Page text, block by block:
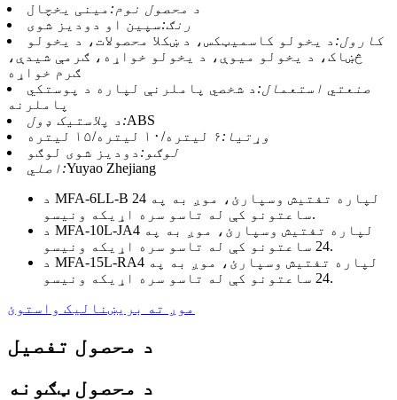
د محصول نوم: مینی یخچال
رنګ:سپین او دودیز شوی
کارول: د یخولو کاسمیټکس، د ښکلا محصولات، د یخولو
څښاک، د یخولو میوې، د یخولو خواړه، ګرمې شیدې،
ګرم خواړه
صنعتي استعمال: د شخصي پاملرنې لپاره د پوستکي
پاملرنه
د پلاستیک ډول:ABS
وړتیا:۶ لیتره/۱۰ لیتره/۱۵ لیتره
لوګو: دودیز شوی لوګو
اصلي:Yuyao Zhejiang
د MFA-6LL-B لپاره تفتیش وسپارئ، موږ به په 24
ساعتونو کې له تاسو سره اړیکه ونیسو.
د MFA-10L-JA4 لپاره تفتیش وسپارئ، موږ به په
24 ساعتونو کې له تاسو سره اړیکه ونیسو.
د MFA-15L-RA4 لپاره تفتیش وسپارئ، موږ به په
24 ساعتونو کې له تاسو سره اړیکه ونیسو.
موږ ته بریښنالیک واستوئ
د محصول تفصیل
د محصول ټګونه